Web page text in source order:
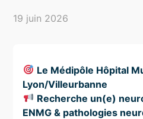
19 juin 2026
Le Médipôle Hôpital
Lyon/Villeurbanne
Recherche un(e)
ENMG & pathologies